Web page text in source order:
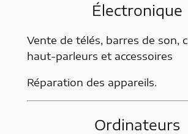
Électronique
Vente de télés, barres de son,
haut-parleurs et accessoires
Réparation des appareils.
Ordinateurs